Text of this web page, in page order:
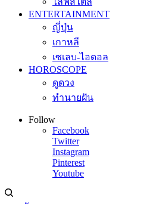
ENTERTAINMENT
ญี่ปุ่น
เกาหลี
เซเลบ-ไอดอล
HOROSCOPE
ดูดวง
ทำนายฝัน
Follow
Facebook
Twitter
Instagram
Pinterest
Youtube